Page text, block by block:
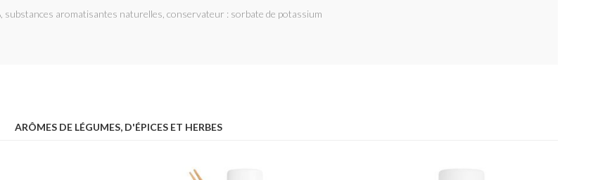
substances aromatisantes naturelles, conservateur : sorbate de potassium
ARÔMES DE LÉGUMES, D'ÉPICES ET HERBES